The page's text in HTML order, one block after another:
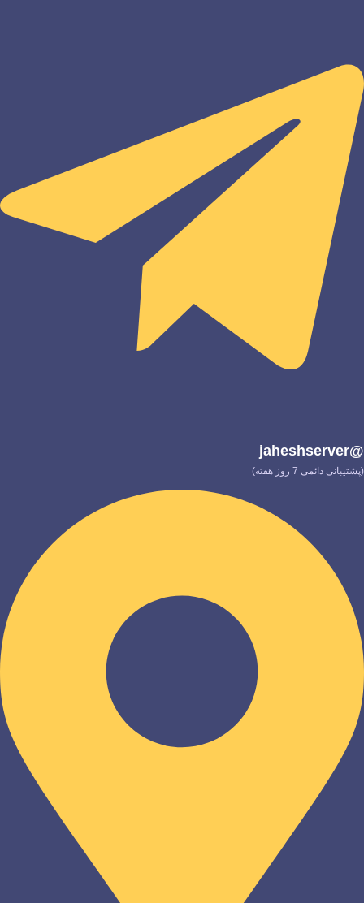
@jaheshserver
(پشتیبانی دائمی 7 روز هفته)